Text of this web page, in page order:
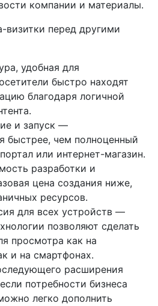
компании и материалы.
визитки перед другими
удобная для
быстро находят
благодаря логичной
и запуск —
быстрее, чем полноценный
или интернет-магазин.
разработки и
цена создания ниже,
ресурсов.
для всех устройств —
позволяют сделать
просмотра как на
и на смартфонах.
расширения
потребности бизнеса
легко дополнить